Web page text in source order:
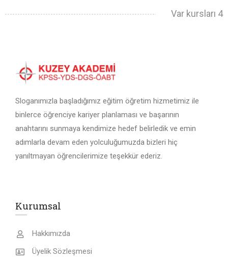
Var kursları 4
Sloganımızla başladığımız eğitim öğretim hizmetimiz ile
binlerce öğrenciye kariyer planlaması ve başarının
anahtarını sunmaya kendimize hedef belirledik ve emin
adımlarla devam eden yolculuğumuzda bizleri hiç
yanıltmayan öğrencilerimize teşekkür ederiz.
Kurumsal
Hakkımızda
Üyelik Sözleşmesi